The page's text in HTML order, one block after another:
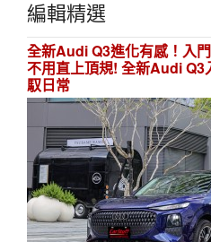
編輯精選
全新Audi Q3進化有感！入
不用直上頂規! 全新Audi Q3
馭日常